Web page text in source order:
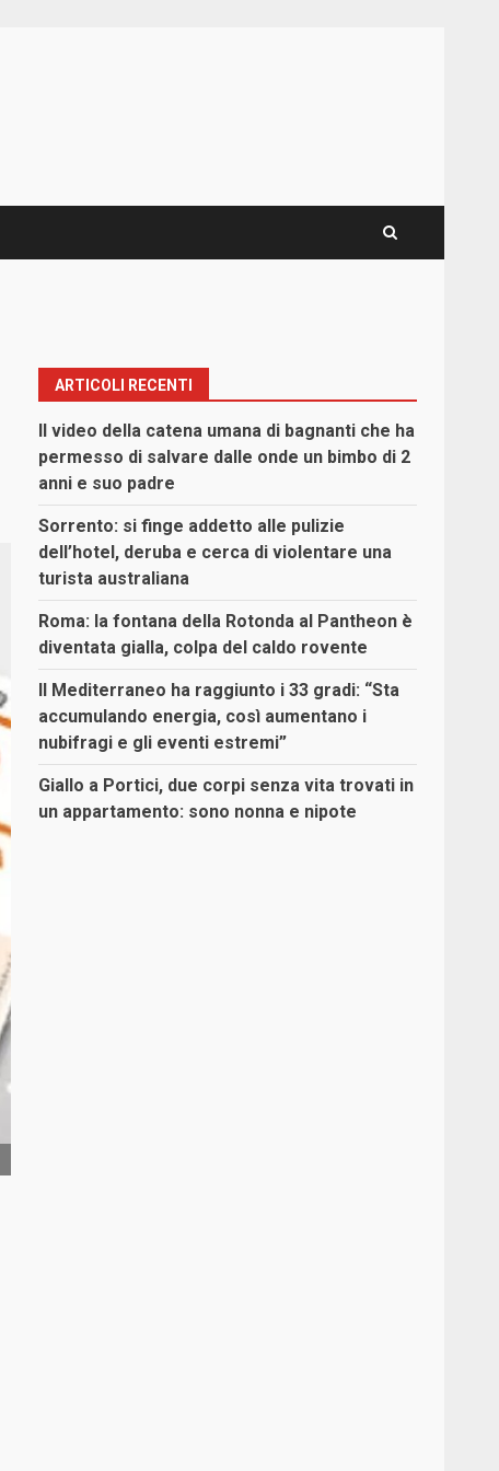
ARTICOLI RECENTI
Il video della catena umana di bagnanti che ha
permesso di salvare dalle onde un bimbo di 2
anni e suo padre
Sorrento: si finge addetto alle pulizie
dell’hotel, deruba e cerca di violentare una
turista australiana
Roma: la fontana della Rotonda al Pantheon è
diventata gialla, colpa del caldo rovente
Il Mediterraneo ha raggiunto i 33 gradi: “Sta
accumulando energia, così aumentano i
nubifragi e gli eventi estremi”
Giallo a Portici, due corpi senza vita trovati in
un appartamento: sono nonna e nipote